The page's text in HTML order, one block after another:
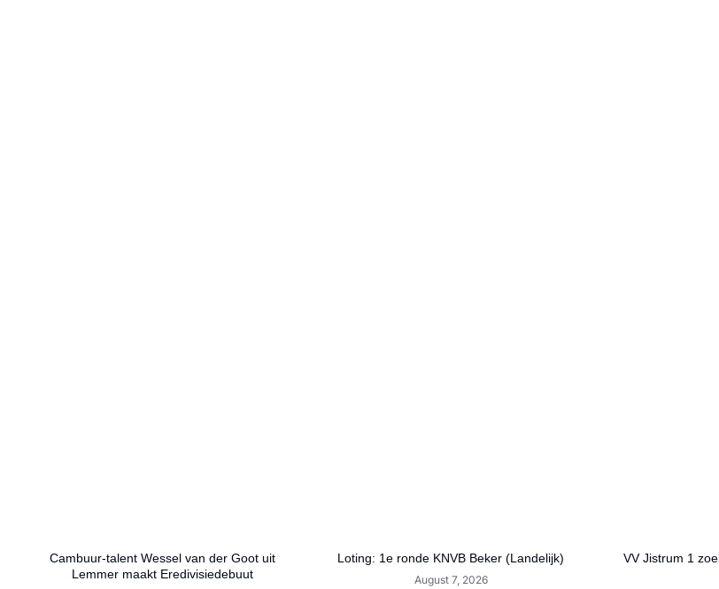
Cambuur-talent Wessel van der Goot uit
Lemmer maakt Eredivisiedebuut
Loting: 1e ronde KNVB Beker (Landelijk)
August 7, 2026
VV Jistrum 1